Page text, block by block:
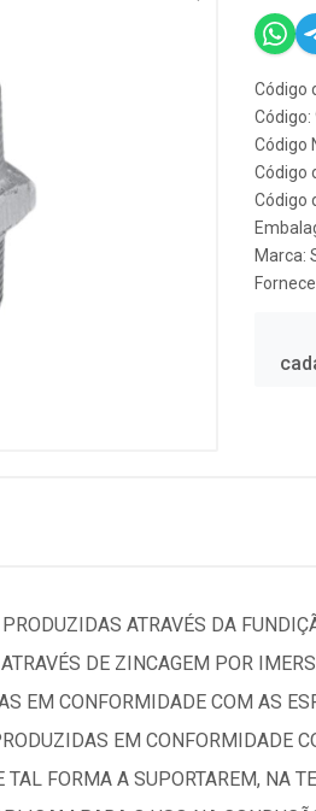
Código
Código:
Código
Código
Código
Marca:
ATRAVÉS DA
DE ZINCAGEM POR
EM CONFORMIDADE COM AS
EM CONFORMIDADE
FORMA A SUPORTAREM, NA